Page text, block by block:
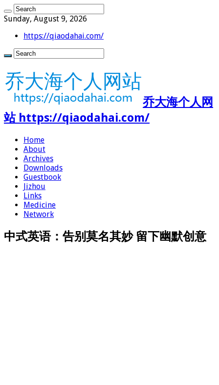
Sunday, August 9, 2026
https://qiaodahai.com/
乔大海个人网
站 https://qiaodahai.com/
Home
About
Archives
Downloads
Guestbook
Jizhou
Links
Medicine
Network
中式英语：告别莫名其妙 留下幽默创意